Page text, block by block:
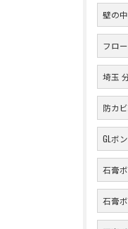
壁の
フロ
埼玉
防カ
GLボ
石膏
石膏